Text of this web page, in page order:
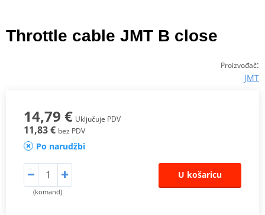
Throttle cable JMT B close
Proizvođač:
JMT
14,79 € Uključuje PDV
11,83 € bez PDV
Po narudžbi
(komand)
U košaricu